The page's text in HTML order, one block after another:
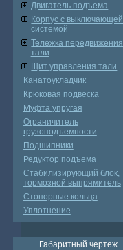
Двигатель подъема
Корпус с выключающей
системой
Тележка передвижения
тали
Щит управления тали
Канатоукладчик
Крюковая подвеска
Муфта упругая
Ограничитель
грузоподъемности
Подшипники
Редуктор подъема
Стабилизирующий блок,
тормозной выпрямитель
Стопорные кольца
Уплотнение
Габаритный чертеж